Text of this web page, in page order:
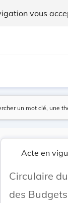
vous
Acte en
Circulaire
des